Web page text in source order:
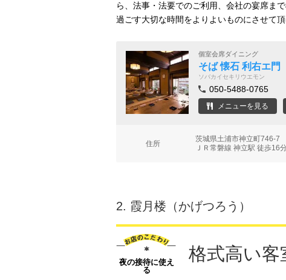
ら、法事・法要でのご利用、会社の宴席ま
過ごす大切な時間をよりよいものにさせて
個室会席ダイニング
そば 懐石 利右エ門
ソバカイセキリウエモン
050-5488-0765
メニューを見る
住所
茨城県土浦市神立町746-7
ＪＲ常磐線 神立駅 徒歩16
2. 霞月楼（かげつろう）
夜の接待に使え
る
格式高い客